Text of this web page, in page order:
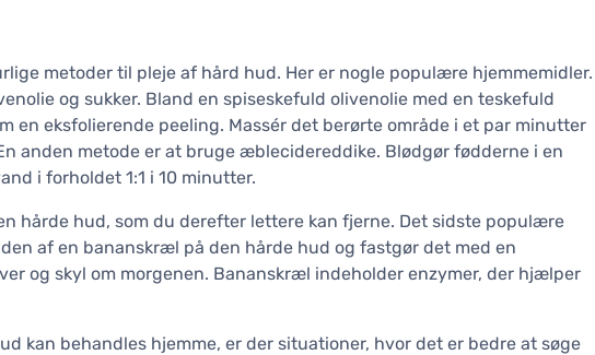
metoder til pleje af hård hud. Her er nogle populære hjemmemidler.
og sukker. Bland en spiseskefuld olivenolie med en teskefuld
en eksfolierende peeling. Massér det berørte område i et par minutter
anden metode er at bruge æblecidereddike. Blødgør fødderne i en
i forholdet 1:1 i 10 minutter.
hårde hud, som du derefter lettere kan fjerne. Det sidste populære
af en bananskræl på den hårde hud og fastgør det med en
og skyl om morgenen. Bananskræl indeholder enzymer, der hjælper
kan behandles hjemme, er der situationer, hvor det er bedre at søge